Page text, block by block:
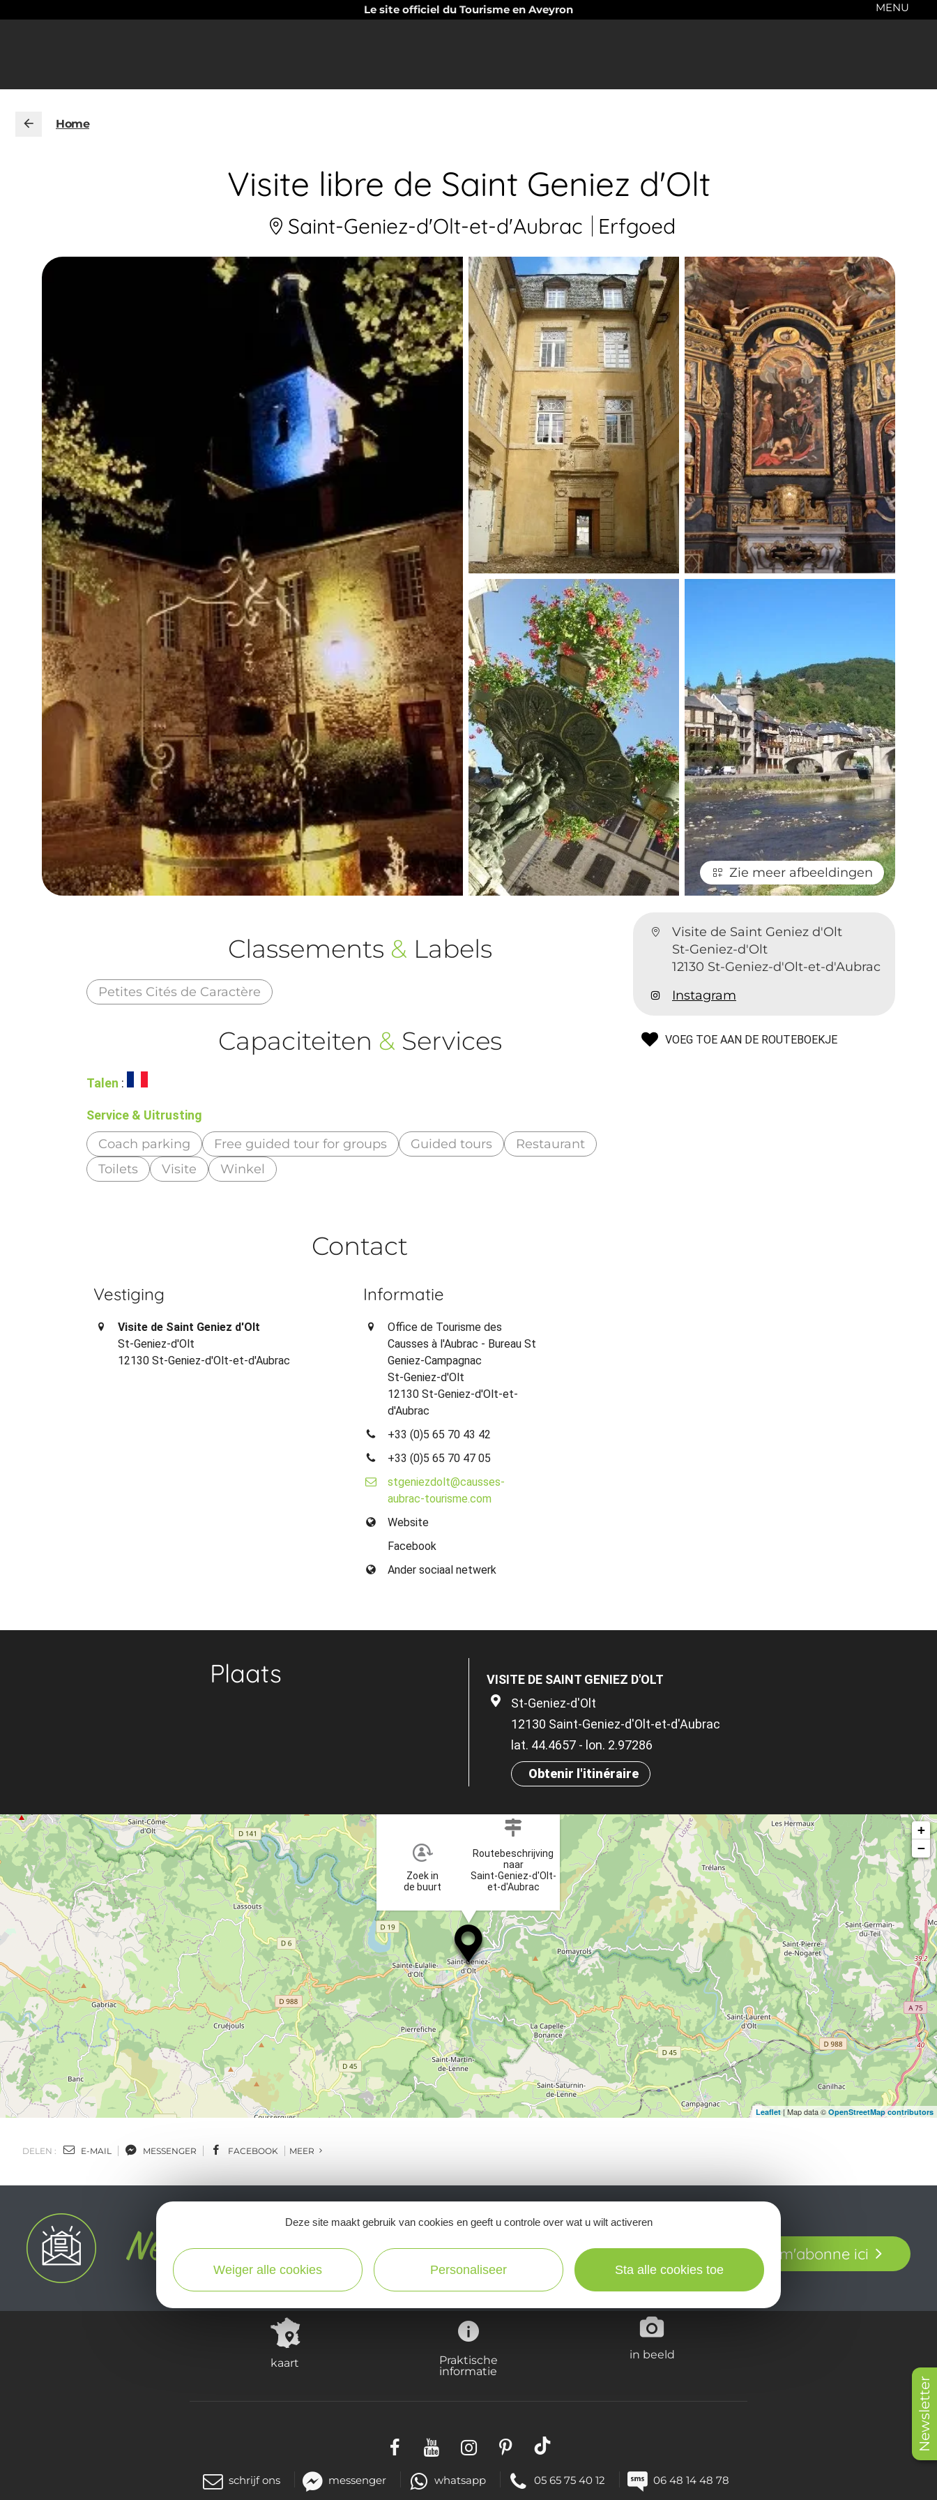
Le site officiel du Tourisme en Aveyron
Newsletter
MENU
Home
Visite libre de Saint Geniez d'Olt
Saint-Geniez-d'Olt-et-d'Aubrac Erfgoed
Zie meer afbeeldingen
Visite de Saint Geniez d'Olt
St-Geniez-d'Olt
12130 St-Geniez-d'Olt-et-d'Aubrac
Instagram
VOEG TOE AAN DE ROUTEBOEKJE
Classements & Labels
Petites Cités de Caractère
Capaciteiten & Services
Talen :
Service & Uitrusting
Coach parking Free guided tour for groups Guided tours
Restaurant
Toilets
Visite Winkel
Contact
Vestiging
Visite de Saint Geniez d'Olt
St-Geniez-d'Olt
12130 St-Geniez-d'Olt-et-d'Aubrac
Informatie
Office de Tourisme des
Causses à l'Aubrac - Bureau St
Geniez-Campagnac
St-Geniez-d'Olt
12130 St-Geniez-d'Olt-et-
d'Aubrac
+33 (0)5 65 70 43 42
+33 (0)5 65 70 47 05
stgeniezdolt@causses-
aubrac-tourisme.com
Website
Facebook
Ander sociaal netwerk
Plaats
VISITE DE SAINT GENIEZ D'OLT
St-Geniez-d'Olt
12130 Saint-Geniez-d'Olt-et-d'Aubrac
lat. 44.4657 - lon. 2.97286
Obtenir l'itinéraire
Zoek in
de buurt
Routebeschrijving
naar
Saint-Geniez-d'Olt-
et-d'Aubrac
+
−
Leaflet| Map data © OpenStreetMap contributors
DELEN : E-MAIL MESSENGER FACEBOOK MEER
inspirer pour profiter pleinement de votre séjour en Aveyron.
Je m'abonne ici
kaart
Praktische
informatie
in beeld
schrijf ons messenger whatsapp 05 65 75 40 12 06 48 14 48 78
Deze site maakt gebruik van cookies en geeft u controle over wat u wilt activeren
Weiger alle cookies Personaliseer Sta alle cookies toe